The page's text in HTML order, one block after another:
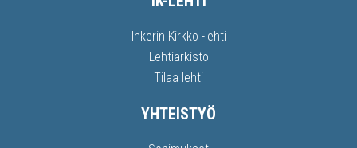
Inkerin Kirkko -lehti
Lehtiarkisto
Tilaa lehti
YHTEISTYÖ